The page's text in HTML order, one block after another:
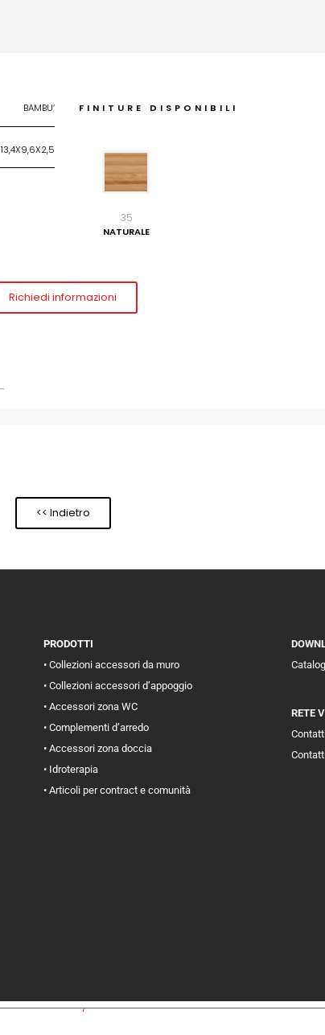
BAMBU’
13,4X9,6X2,5
FINITURE DISPONIBILI
35
NATURALE
Richiedi informazioni
<< Indietro
PRODOTTI
• Collezioni accessori da muro
• Collezioni accessori d’appoggio
• Accessori zona WC
• Complementi d’arredo
• Accessori zona doccia
• Idroterapia
• Articoli per contract e comunità
RETE